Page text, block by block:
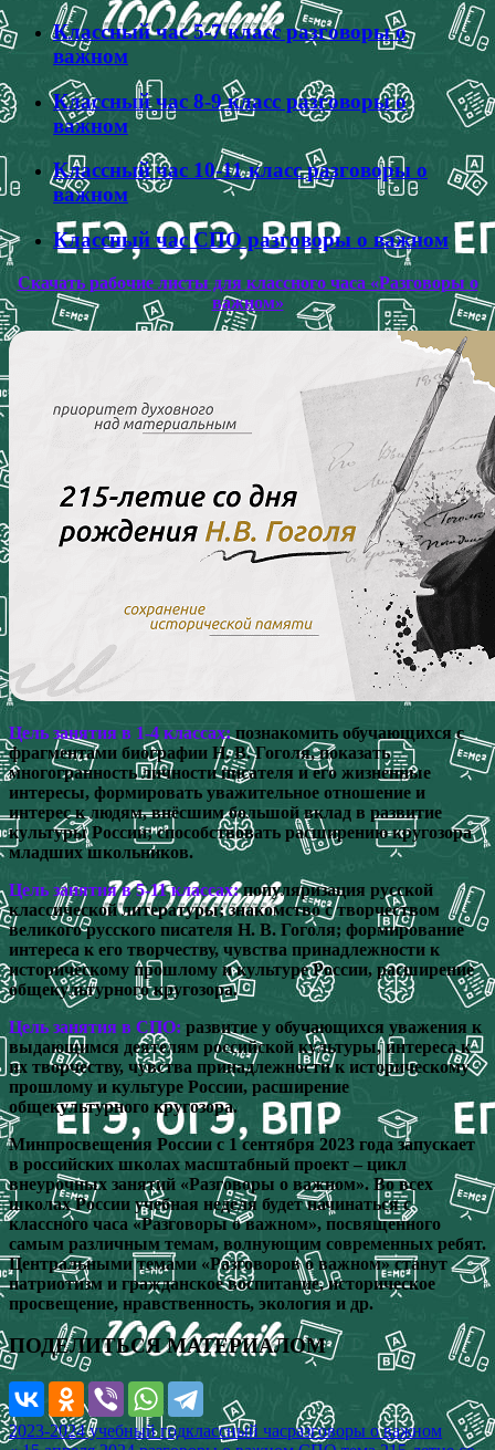
Классный час 5-7 класс разговоры о
важном
Классный час 8-9 класс разговоры о
важном
Классный час 10-11 класс разговоры о
важном
Классный час СПО разговоры о важном
Скачать рабочие листы для классного часа «Разговоры о
важном»
Цель занятия в 1-4 классах:познакомить обучающихся с
фрагментами биографии Н. В. Гоголя, показать
многогранность личности писателя и его жизненные
интересы, формировать уважительное отношение и
интерес к людям, внёсшим большой вклад в развитие
культуры России; способствовать расширению кругозора
младших школьников.
Цель занятия в 5-11 классах:популяризация русской
классической литературы; знакомство с творчеством
великого русского писателя Н. В. Гоголя; формирование
интереса к его творчеству, чувства принадлежности к
историческому прошлому и культуре России, расширение
общекультурного кругозора.
Цель занятия в СПО: развитие у обучающихся уважения к
выдающимся деятелям российской культуры, интереса к
их творчеству, чувства принадлежности к историческому
прошлому и культуре России, расширение
общекультурного кругозора.
Минпросвещения России с 1 сентября 2023 года запускает
в российских школах масштабный проект – цикл
внеурочных занятий «Разговоры о важном». Во всех
школах России учебная неделя будет начинаться с
классного часа «Разговоры о важном», посвященного
самым различным темам, волнующим современных ребят.
Центральными темами «Разговоров о важном» станут
патриотизм и гражданское воспитание, историческое
просвещение, нравственность, экология и др.
ПОДЕЛИТЬСЯ МАТЕРИАЛОМ
2023-2024 учебный годклассный часразговоры о важном